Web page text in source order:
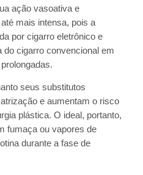
ação vasoativa e
mais intensa, pois a
por cigarro eletrônico e
do cigarro convencional em
seus substitutos
e aumentam o risco
plástica. O ideal, portanto,
fumaça ou vapores de
durante a fase de